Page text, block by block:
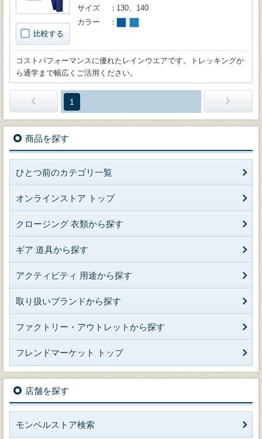
比較する
サイズ
130、140
カラー
コストパフォーマンスに優れたレインウエアです。トレッキングか
ら通学まで幅広くご活用ください。
1
商品を探す
ひとつ前のカテゴリ一覧
オンラインストア トップ
クロージング 衣類から探す
ギア 道具から探す
アクティビティ 用途から探す
取り扱いブランドから探す
ファクトリー・アウトレットから探す
フレンドマーケット トップ
店舗を探す
モンベルストア検索